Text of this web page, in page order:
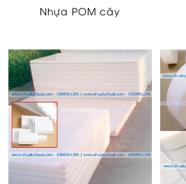
Nhựa POM cây